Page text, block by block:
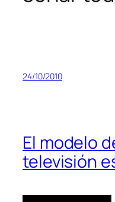
24/10/2010
El modelo
televisión